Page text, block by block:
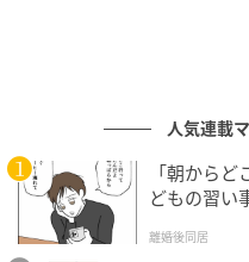
クリップでウエスト
人気連載
「朝から
どもの習い
離婚後同居